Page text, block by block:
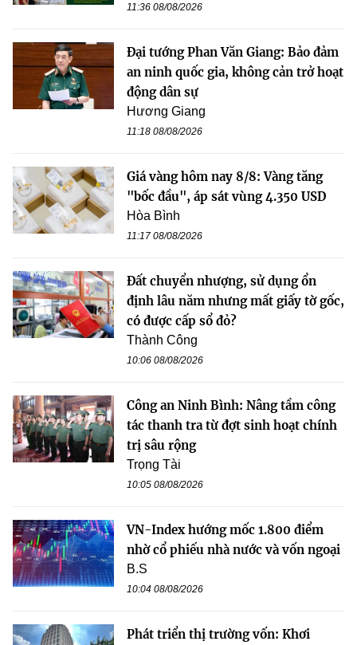
11:36 08/08/2026
Đại tướng Phan Văn Giang: Bảo đảm
an ninh quốc gia, không cản trở hoạt
động dân sự
Hương Giang
11:18 08/08/2026
Giá vàng hôm nay 8/8: Vàng tăng
"bốc đầu", áp sát vùng 4.350 USD
Hòa Bình
11:17 08/08/2026
Đất chuyển nhượng, sử dụng ổn
định lâu năm nhưng mất giấy tờ gốc,
có được cấp sổ đỏ?
Thành Công
10:06 08/08/2026
Công an Ninh Bình: Nâng tầm công
tác thanh tra từ đợt sinh hoạt chính
trị sâu rộng
Trọng Tài
10:05 08/08/2026
VN-Index hướng mốc 1.800 điểm
nhờ cổ phiếu nhà nước và vốn ngoại
B.S
10:04 08/08/2026
Phát triển thị trường vốn: Khơi